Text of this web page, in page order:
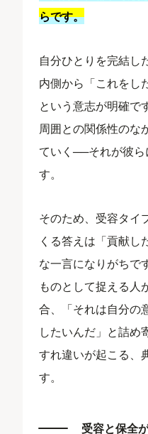
らです。
自分ひとりを完結し
内側から「これをし
という意志が明確で
周囲との関係性のな
ていく──それが彼
す。
そのため、受容タイ
くる答えは「貢献し
な一言になりがちで
ものとして捉える人
合、「それは自分の
したいんだ」と詰め
すれ違いが起こる、
す。
受容と保全